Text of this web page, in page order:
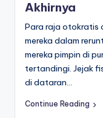
Akhirnya
Para raja otokratis
mereka dalam
mereka pimpin di
tertandingi. Jejak
di dataran…
Continue Reading